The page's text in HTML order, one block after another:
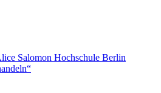
Salomon Hochschule Berlin